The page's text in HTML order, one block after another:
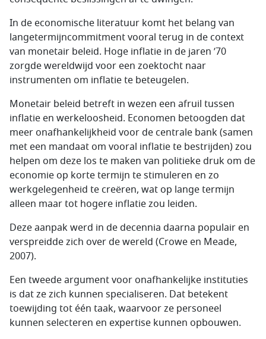
In de economische literatuur komt het belang van
langetermijncommitment vooral terug in de context
van monetair beleid. Hoge inflatie in de jaren ’70
zorgde wereldwijd voor een zoektocht naar
instrumenten om inflatie te beteugelen.
Monetair beleid betreft in wezen een afruil tussen
inflatie en werkeloosheid. Economen betoogden dat
meer onafhankelijkheid voor de centrale bank (samen
met een mandaat om vooral inflatie te bestrijden) zou
helpen om deze los te maken van politieke druk om de
economie op korte termijn te stimuleren en zo
werkgelegenheid te creëren, wat op lange termijn
alleen maar tot hogere inflatie zou leiden.
Deze aanpak werd in de decennia daarna populair en
verspreidde zich over de wereld (Crowe en Meade,
2007).
Een tweede argument voor onafhankelijke instituties
is dat ze zich kunnen specialiseren. Dat betekent
toewijding tot één taak, waarvoor ze personeel
kunnen selecteren en expertise kunnen opbouwen.